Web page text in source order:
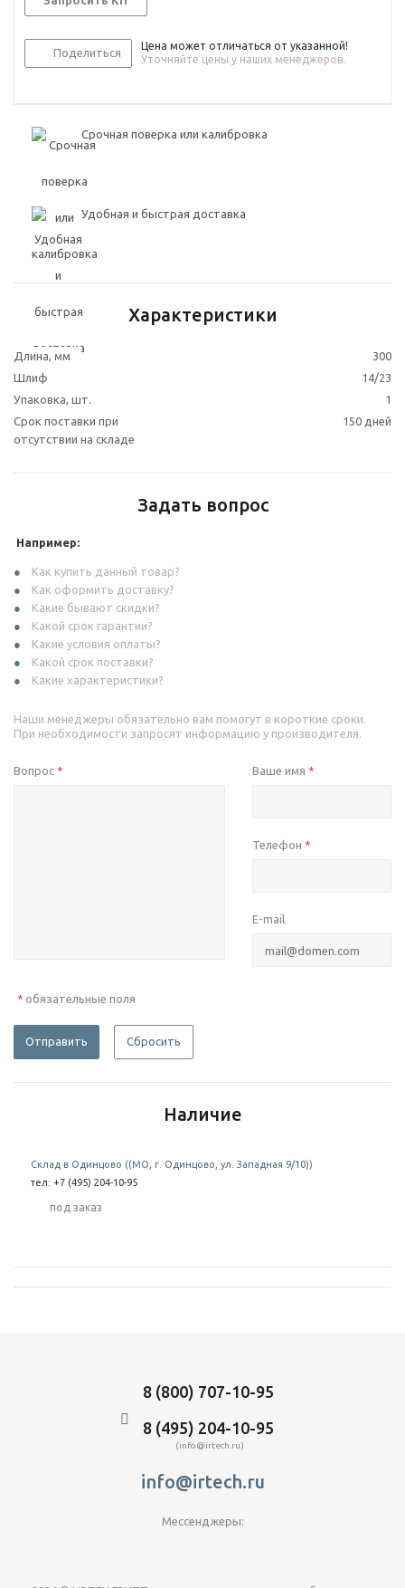
Поделиться
Цена может отличаться от указанной!
Уточняйте цены у наших менеджеров.
Срочная поверка или калибровка
Удобная и быстрая доставка
Характеристики
Длина, мм
300
Шлиф
14/23
Упаковка, шт.
1
Срок поставки при
отсутствии на складе
150 дней
Задать вопрос
Например:
Как купить данный товар?
Как оформить доставку?
Какие бывают скидки?
Какой срок гарантии?
Какие условия оплаты?
Какой срок поставки?
Какие характеристики?
Наши менеджеры обязательно вам помогут в короткие сроки.
При необходимости запросят информацию у производителя.
Вопрос * Ваше имя *
Телефон *
E-mail
* обязательные поля
Отправить Сбросить
Наличие
Склад в Одинцово ((МО, г. Одинцово, ул. Западная 9/10))
тел: +7 (495) 204-10-95
Под заказ
8 (800) 707-10-95
8 (495) 204-10-95
(info@irtech.ru)
info@irtech.ru
Мессенджеры: